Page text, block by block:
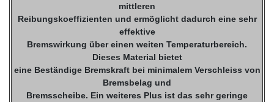
mittleren
Reibungskoeffizienten und ermöglicht dadurch eine sehr
effektive
Bremswirkung über einen weiten Temperaturbereich.
Dieses Material bietet
eine Beständige Bremskraft bei minimalem Verschleiss von
Bremsbelag und
Bremsscheibe. Ein weiteres Plus ist das sehr geringe